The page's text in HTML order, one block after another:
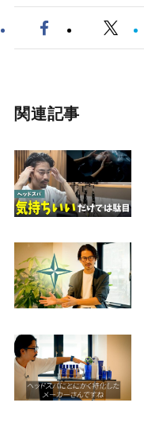
関連記事